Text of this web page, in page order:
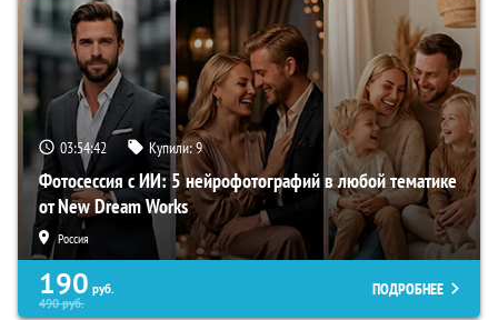
03:54:41 Купили:9
Фотосессия с ИИ: 5 нейрофотографий в любой тематике
от New Dream Works
Россия
190 руб.
490руб.
ПОДРОБНЕЕ